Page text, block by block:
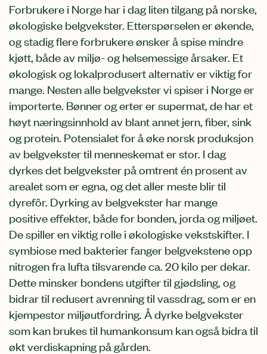
Forbrukere i Norge har i dag liten tilgang på norske,
økologiske belgvekster. Etterspørselen er økende,
og stadig flere forbrukere ønsker å spise mindre
kjøtt, både av miljø- og helsemessige årsaker. Et
økologisk og lokalprodusert alternativ er viktig for
mange. Nesten alle belgvekster vi spiser i Norge er
importerte. Bønner og erter er supermat, de har et
høyt næringsinnhold av blant annet jern, fiber, sink
og protein. Potensialet for å øke norsk produksjon
av belgvekster til menneskemat er stor. I dag
dyrkes det belgvekster på omtrent én prosent av
arealet som er egna, og det aller meste blir til
dyrefôr. Dyrking av belgvekster har mange
positive effekter, både for bonden, jorda og miljøet.
De spiller en viktig rolle i økologiske vekstskifter. I
symbiose med bakterier fanger belgvekstene opp
nitrogen fra lufta tilsvarende ca. 20 kilo per dekar.
Dette minsker bondens utgifter til gjødsling, og
bidrar til redusert avrenning til vassdrag, som er en
kjempestor miljøutfordring. Å dyrke belgvekster
som kan brukes til humankonsum kan også bidra til
økt verdiskapning på gården.